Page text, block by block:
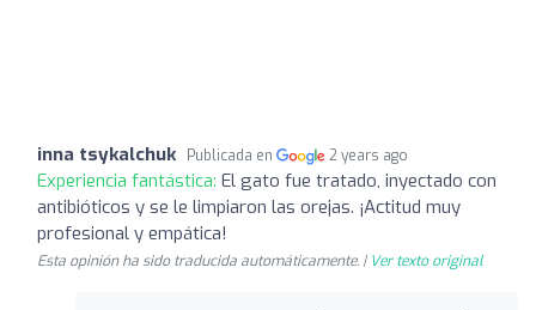
inna tsykalchuk Publicada en 2 years ago
Experiencia fantástica: El gato fue tratado, inyectado con
antibióticos y se le limpiaron las orejas. ¡Actitud muy
profesional y empática!
Esta opinión ha sido traducida automáticamente. | Ver texto original